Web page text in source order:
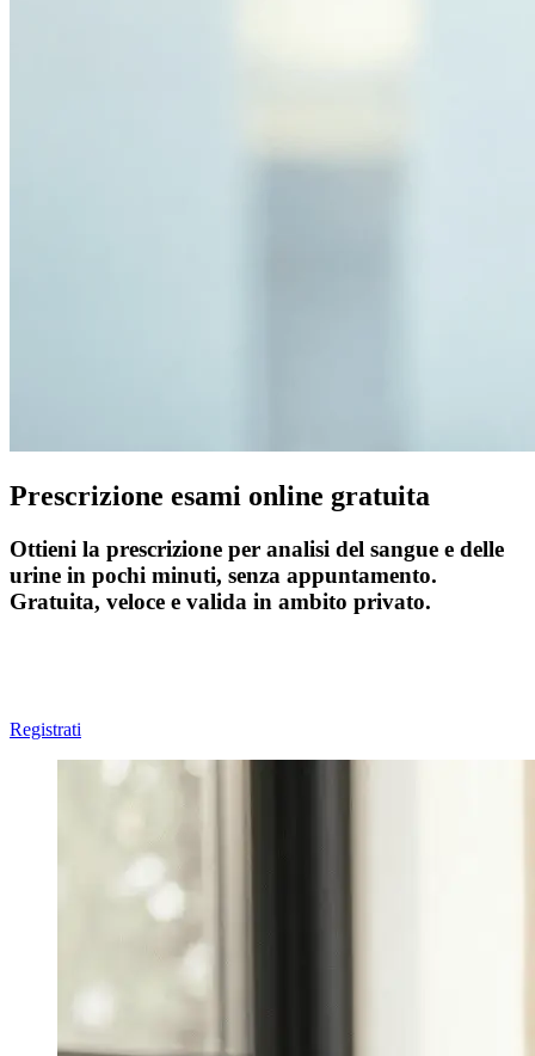
Prescrizione esami online gratuita
Ottieni la prescrizione per analisi del sangue e delle
urine in pochi minuti, senza appuntamento.
Gratuita, veloce e valida in ambito privato.
Registrati